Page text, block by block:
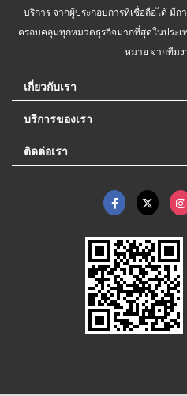
บริการ จากผู้ประกอบการที่เชื่อถือได้ มี
ครอบคลุมทุกหมวดธุรกิจมากที่สุดในประเ
หมาย จากทีม
เกี่ยวกับเรา
บริการของเรา
ติดต่อเรา